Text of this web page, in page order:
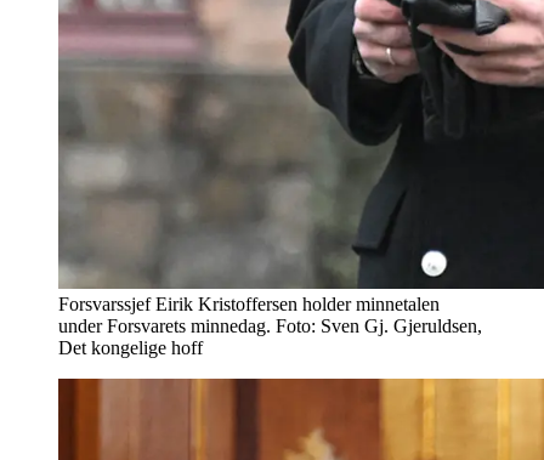
Forsvarssjef Eirik Kristoffersen holder minnetalen
under Forsvarets minnedag. Foto: Sven Gj. Gjeruldsen,
Det kongelige hoff